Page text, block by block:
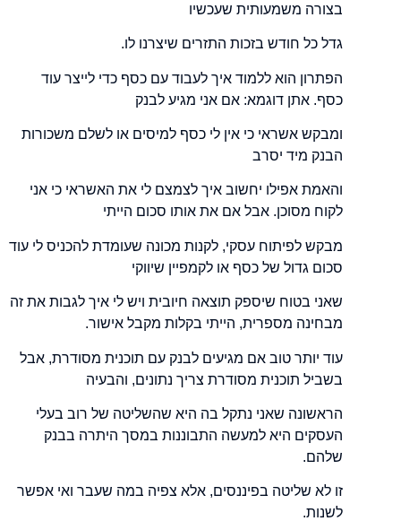
בצורה משמעותית שעכשיו
גדל כל חודש בזכות התזרים שיצרנו לו.
הפתרון הוא ללמוד איך לעבוד עם כסף כדי לייצר עוד
כסף. אתן דוגמא: אם אני מגיע לבנק
ומבקש אשראי כי אין לי כסף למיסים או לשלם משכורות
הבנק מיד יסרב
והאמת אפילו יחשוב איך לצמצם לי את האשראי כי אני
לקוח מסוכן. אבל אם את אותו סכום הייתי
מבקש לפיתוח עסקי, לקנות מכונה שעומדת להכניס לי עוד
סכום גדול של כסף או לקמפיין שיווקי
שאני בטוח שיספק תוצאה חיובית ויש לי איך לגבות את זה
מבחינה מספרית, הייתי בקלות מקבל אישור.
עוד יותר טוב אם מגיעים לבנק עם תוכנית מסודרת, אבל
בשביל תוכנית מסודרת צריך נתונים, והבעיה
הראשונה שאני נתקל בה היא שהשליטה של רוב בעלי
העסקים היא למעשה התבוננות במסך היתרה בבנק
שלהם.
זו לא שליטה בפיננסים, אלא צפיה במה שעבר ואי אפשר
לשנות.